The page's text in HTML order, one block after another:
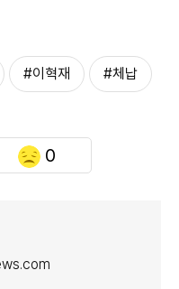
#이혁재 #체납
0